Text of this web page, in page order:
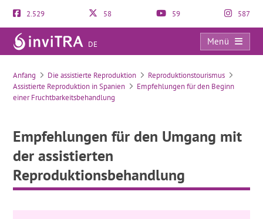
2.529 58 59 587
DE
Menü
Empfehlungen für den Umgang mit der assistierten Reproduktionsbehandlung
Anfang Die assistierte Reproduktion
Reproduktionstourismus
Assistierte Reproduktion in Spanien
Empfehlungen für den Beginn
einer Fruchtbarkeitsbehandlung
Empfehlungen für den Umgang mit
der assistierten
Reproduktionsbehandlung